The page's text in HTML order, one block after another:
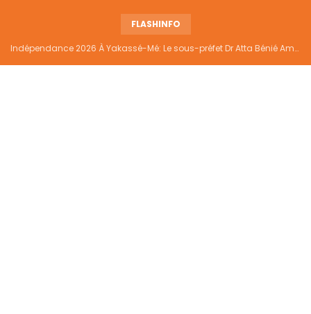
FLASHINFO
Indépendance 2026 À Yakassé-Mé: Le sous-préfet Dr Atta Bénié Amédé appelle à l’unité, à la sécurité et au développement